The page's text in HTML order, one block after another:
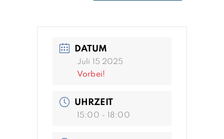
DATUM
Juli 15 2025
Vorbei!
UHRZEIT
15:00 - 18:00